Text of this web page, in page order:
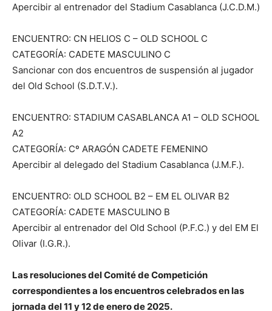
Apercibir al entrenador del Stadium Casablanca (J.C.D.M.)
ENCUENTRO: CN HELIOS C – OLD SCHOOL C
CATEGORÍA: CADETE MASCULINO C
Sancionar con dos encuentros de suspensión al jugador
del Old School (S.D.T.V.).
ENCUENTRO: STADIUM CASABLANCA A1 – OLD SCHOOL
A2
CATEGORÍA: Cº ARAGÓN CADETE FEMENINO
Apercibir al delegado del Stadium Casablanca (J.M.F.).
ENCUENTRO: OLD SCHOOL B2 – EM EL OLIVAR B2
CATEGORÍA: CADETE MASCULINO B
Apercibir al entrenador del Old School (P.F.C.) y del EM El
Olivar (I.G.R.).
Las resoluciones del Comité de Competición
correspondientes a los encuentros celebrados en las
jornada del 11 y 12 de enero de 2025.